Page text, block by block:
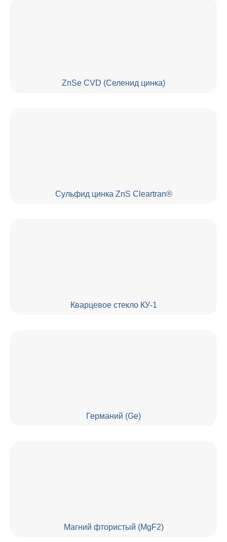
ZnSe CVD (Селенид цинка)
Сульфид цинка ZnS Cleartran®
Кварцевое стекло КУ-1
Германий (Ge)
Магний фтористый (MgF2)